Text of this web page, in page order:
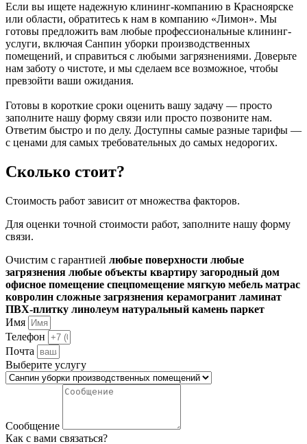
Если вы ищете надежную клининг-компанию в Красноярске
или области, обратитесь к нам в компанию «Лимон». Мы
готовы предложить вам любые профессиональные клининг-
услуги, включая Санпин уборки производственных
помещений, и справиться с любыми загрязнениями. Доверьте
нам заботу о чистоте, и мы сделаем все возможное, чтобы
превзойти ваши ожидания.
Готовы в короткие сроки оценить вашу задачу — просто
заполните нашу форму связи или просто позвоните нам.
Ответим быстро и по делу. Доступны самые разные тарифы —
с ценами для самых требовательных до самых недорогих.
Сколько стоит?
Стоимость работ зависит от множества факторов.
Для оценки точной стоимости работ, заполните нашу форму
связи.
Очистим с гарантией любые поверхности любые
загрязнения любые объекты квартиру загородный дом
офисное помещение спецпомещение мягкую мебель матрас
ковролин сложные загрязнения керамогранит ламинат
ПВХ-плитку линолеум натуральный камень паркет
Имя
Телефон
Почта
Выберите услугу
Сообщение
Как с вами связаться?